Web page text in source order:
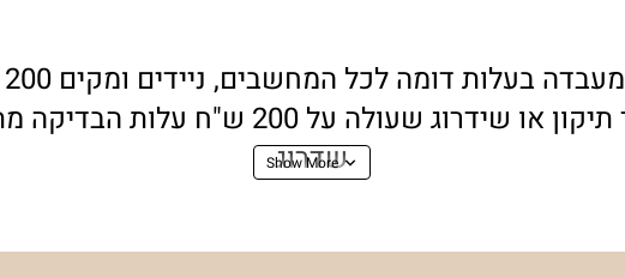
דומה לכל המחשבים, ניידים ומקים 200 ש"ח לפני מע"מ
כמובן עם הלקוח מאשר תיקון או שידרוג
שדרוג